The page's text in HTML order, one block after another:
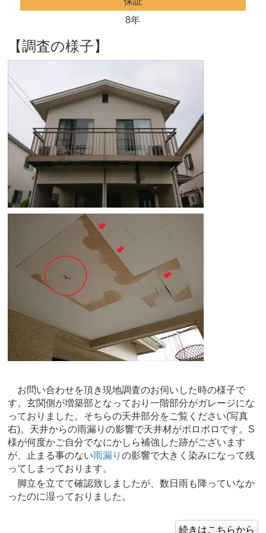
8年
【調査の様子】
お問い合わせを頂き現地調査のお伺いした時の様子で
す。玄関側が増築部となっており一階部分がガレージにな
っておりました。そちらの天井部分をご覧ください(写真
右)。天井からの雨漏りの影響で天井材がボロボロです。S
様が何度かご自分でなにかしら補強した跡がございます
が、止まる事のない雨漏りの影響で大きく染みになって残
ってしまっております。
脚立を立てて確認致しましたが、数日雨も降っていなか
ったのに湿っておりました。
続きはこちらから